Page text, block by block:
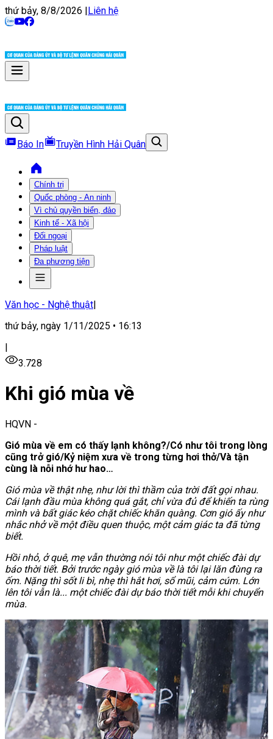
thứ bảy, 8/8/2026 |Liên hệ
Báo In Truyền Hình Hải Quân
Chính trị
Quốc phòng - An ninh
Vì chủ quyền biển, đảo
Kinh tế - Xã hội
Đối ngoại
Pháp luật
Đa phương tiện
Văn học - Nghệ thuật|
thứ bảy, ngày 1/11/2025 • 16:13
|
3.728
Khi gió mùa về
HQVN -
Gió mùa về em có thấy lạnh không?/Có như tôi trong lòng
cũng trở gió/Kỷ niệm xưa về trong từng hơi thở/Và tận
cùng là nỗi nhớ hư hao…
Gió mùa về thật nhẹ, như lời thì thầm của trời đất gọi nhau.
Cái lạnh đầu mùa không quá gắt, chỉ vừa đủ để khiến ta rùng
mình và bất giác kéo chặt chiếc khăn quàng. Cơn gió ấy như
nhắc nhở về một điều quen thuộc, một cảm giác ta đã từng
biết.
Hồi nhỏ, ở quê, mẹ vẫn thường nói tôi như một chiếc đài dự
báo thời tiết. Bởi trước ngày gió mùa về là tôi lại lăn đùng ra
ốm. Nặng thì sốt li bì, nhẹ thì hắt hơi, sổ mũi, cảm cúm. Lớn
lên tôi vẫn là... một chiếc đài dự báo thời tiết mỗi khi chuyển
mùa.